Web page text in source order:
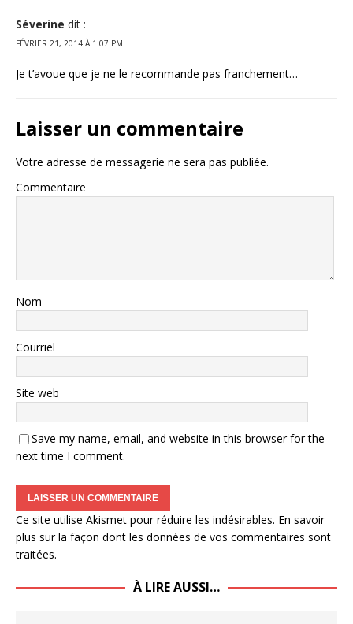
Séverine dit :
FÉVRIER 21, 2014 À 1:07 PM
Je t’avoue que je ne le recommande pas franchement…
Laisser un commentaire
Votre adresse de messagerie ne sera pas publiée.
Commentaire
Nom
Courriel
Site web
Save my name, email, and website in this browser for the
next time I comment.
Ce site utilise Akismet pour réduire les indésirables. En savoir
plus sur la façon dont les données de vos commentaires sont
traitées.
À LIRE AUSSI…